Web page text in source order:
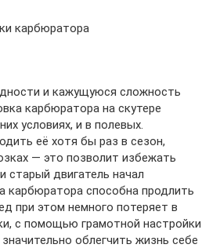
карбюратора
и кажущуюся сложность
карбюратора на скутере
условиях, и в полевых.
её хотя бы раз в сезон,
— это позволит избежать
старый двигатель начал
карбюратора способна продлить
при этом немного потеряет в
с помощью грамотной настройки
облегчить жизнь себе